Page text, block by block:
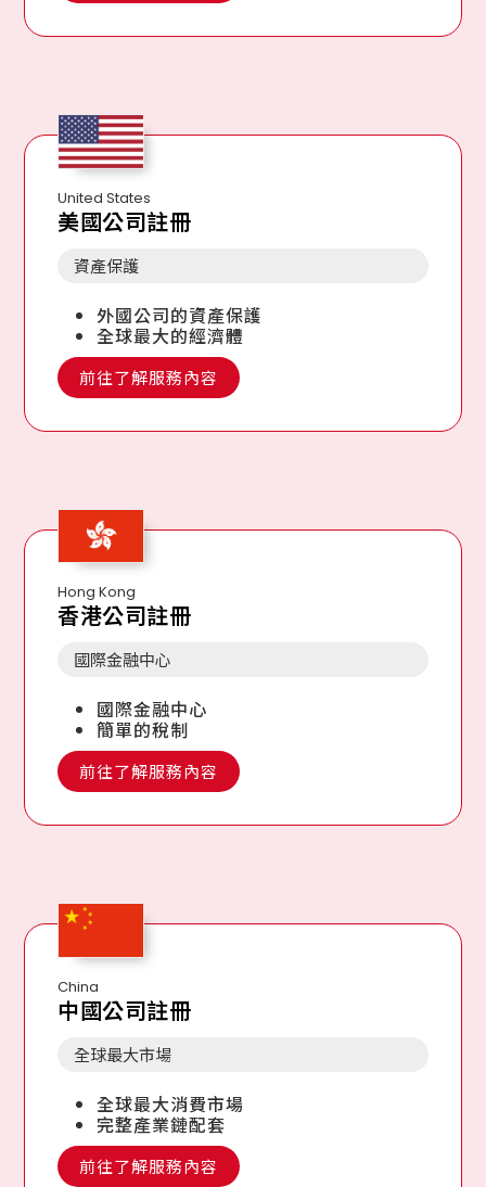
United States
美國公司註冊
資產保護
外國公司的資產保護
全球最大的經濟體
前往了解服務內容
Hong Kong
香港公司註冊
國際金融中心
國際金融中心
簡單的稅制
前往了解服務內容
China
中國公司註冊
全球最大市場
全球最大消費市場
完整產業鏈配套
前往了解服務內容